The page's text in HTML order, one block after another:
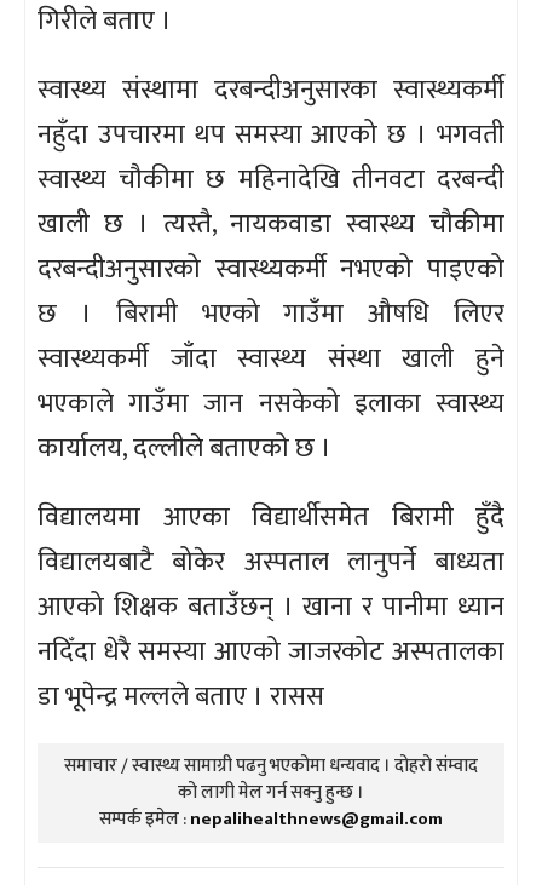
गिरीले बताए ।
स्वास्थ्य संस्थामा दरबन्दीअनुसारका स्वास्थ्यकर्मी
नहुँदा उपचारमा थप समस्या आएको छ । भगवती
स्वास्थ्य चौकीमा छ महिनादेखि तीनवटा दरबन्दी
खाली छ । त्यस्तै, नायकवाडा स्वास्थ्य चौकीमा
दरबन्दीअनुसारको स्वास्थ्यकर्मी नभएको पाइएको
छ । बिरामी भएको गाउँमा औषधि लिएर
स्वास्थ्यकर्मी जाँदा स्वास्थ्य संस्था खाली हुने
भएकाले गाउँमा जान नसकेको इलाका स्वास्थ्य
कार्यालय, दल्लीले बताएको छ ।
विद्यालयमा आएका विद्यार्थीसमेत बिरामी हुँदै
विद्यालयबाटै बोकेर अस्पताल लानुपर्ने बाध्यता
आएको शिक्षक बताउँछन् । खाना र पानीमा ध्यान
नदिँदा धेरै समस्या आएको जाजरकोट अस्पतालका
डा भूपेन्द्र मल्लले बताए । रासस
समाचार / स्वास्थ्य सामाग्री पढनु भएकोमा धन्यवाद । दोहरो संम्वाद
को लागी मेल गर्न सक्नु हुन्छ ।
सम्पर्क इमेल :nepalihealthnews@gmail.com